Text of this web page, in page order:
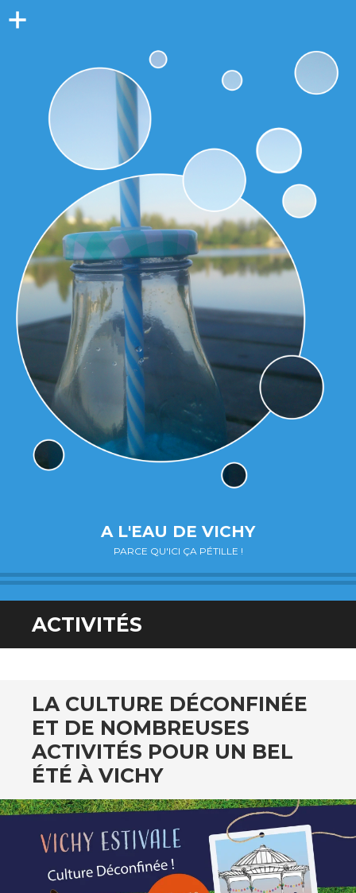
A L'EAU DE VICHY
PARCE QU'ICI ÇA PÉTILLE !
ACTIVITÉS
LA CULTURE DÉCONFINÉE
ET DE NOMBREUSES
ACTIVITÉS POUR UN BEL
ÉTÉ À VICHY